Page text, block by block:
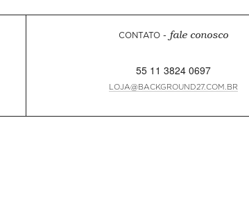
CONTATO - fale conosco
55 11 3824 0697
LOJA@BACKGROUND27.COM.BR